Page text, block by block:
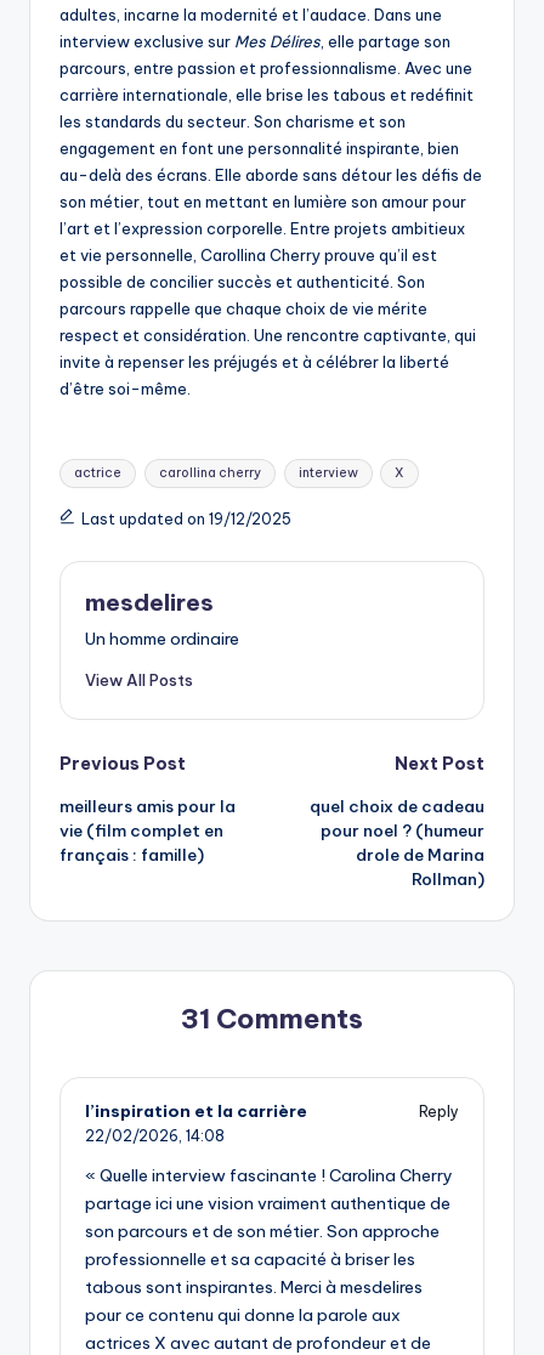
adultes, incarne la modernité et l’audace. Dans une
interview exclusive sur Mes Délires , elle partage son
parcours, entre passion et professionnalisme. Avec une
carrière internationale, elle brise les tabous et redéfinit
les standards du secteur. Son charisme et son
engagement en font une personnalité inspirante, bien
au-delà des écrans. Elle aborde sans détour les défis de
son métier, tout en mettant en lumière son amour pour
l’art et l’expression corporelle. Entre projets ambitieux
et vie personnelle, Carollina Cherry prouve qu’il est
possible de concilier succès et authenticité. Son
parcours rappelle que chaque choix de vie mérite
respect et considération. Une rencontre captivante, qui
invite à repenser les préjugés et à célébrer la liberté
d’être soi-même.
Tags:
actrice carollina cherry interview X
Last updated on 19/12/2025
mesdelires
Un homme ordinaire
View All Posts
Post
navigation
Previous Post
meilleurs amis pour la
vie (film complet en
français : famille)
Next Post
quel choix de cadeau
pour noel ? (humeur
drole de Marina
Rollman)
31 Comments
l’inspiration et la carrière
Reply
22/02/2026, 14:08
« Quelle interview fascinante ! Carolina Cherry
partage ici une vision vraiment authentique de
son parcours et de son métier. Son approche
professionnelle et sa capacité à briser les
tabous sont inspirantes. Merci à mesdelires
pour ce contenu qui donne la parole aux
actrices X avec autant de profondeur et de